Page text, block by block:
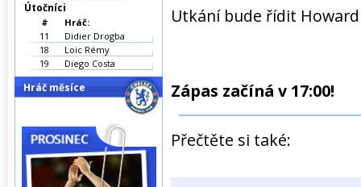
Utkání bude řídit
Zápas začíná v 17:00!
Přečtěte si také:
Útočníci
#
Hráč:
11
Didier Drogba
18
Loic Rémy
19
Diego Costa
Hráč měsíce